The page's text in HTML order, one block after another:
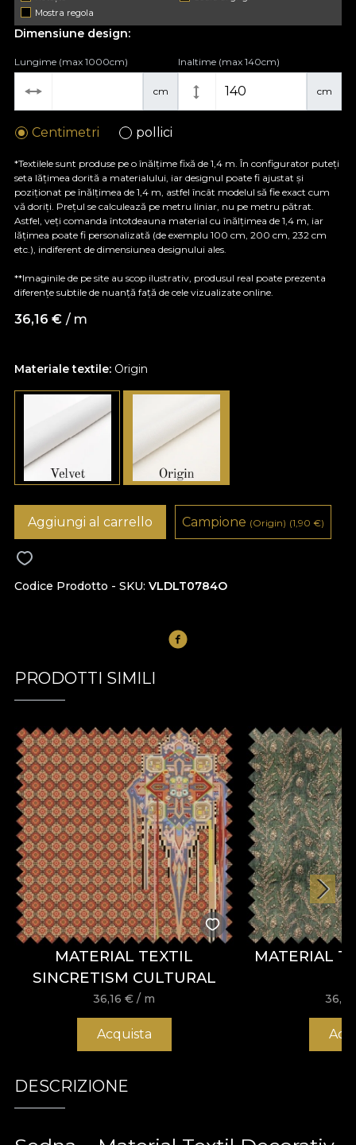
Mostra regola
Materiale textile: Origin
Dimensiune design:
cm
Lungime (max 1000cm)
cm
Inaltime (max 140cm)
Centimetri pollici
*Textilele sunt produse pe o înălțime fixă de 1,4 m. În configurator puteți
seta lățimea dorită a materialului, iar designul poate fi ajustat și
poziționat pe înălțimea de 1,4 m, astfel încât modelul să fie exact cum
vă doriți. Prețul se calculează pe metru liniar, nu pe metru pătrat.
Astfel, veți comanda întotdeauna material cu înălțimea de 1,4 m, iar
lățimea poate fi personalizată (de exemplu 100 cm, 200 cm, 232 cm
etc.), indiferent de dimensiunea designului ales.
**Imaginile de pe site au scop ilustrativ, produsul real poate prezenta
diferențe subtile de nuanță față de cele vizualizate online.
36,16 € / m
Codice Prodotto - SKU VLDLT0784O
Aggiungi al carrello Campione (Origin) (1,90 €)
PRODOTTI SIMILI
MATERIAL TEXTIL
SINCRETISM CULTURAL
36,16€ / m
Acquista
MATERIAL
DESCRIZIONE